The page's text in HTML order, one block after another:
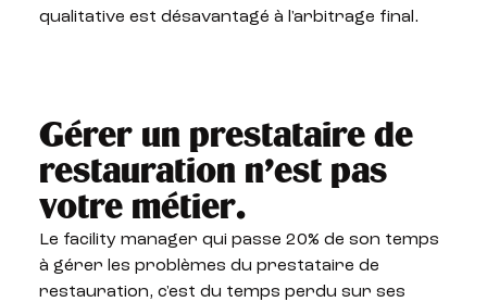
qualitative est désavantagé à l'arbitrage final.
Gérer un prestataire de
restauration n'est pas
votre métier.
Le facility manager qui passe 20% de son temps
à gérer les problèmes du prestataire de
restauration, c'est du temps perdu sur ses